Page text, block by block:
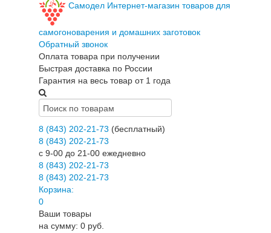
Самодел Интернет-магазин товаров для
самогоноварения и домашних заготовок
Обратный звонок
Оплата товара при получении
Быстрая доставка по России
Гарантия на весь товар от 1 года
8 (843) 202-21-73 (бесплатный)
8 (843) 202-21-73
c 9-00 до 21-00 ежедневно
8 (843) 202-21-73
8 (843) 202-21-73
Корзина:
0
Ваши товары
на сумму: 0 руб.